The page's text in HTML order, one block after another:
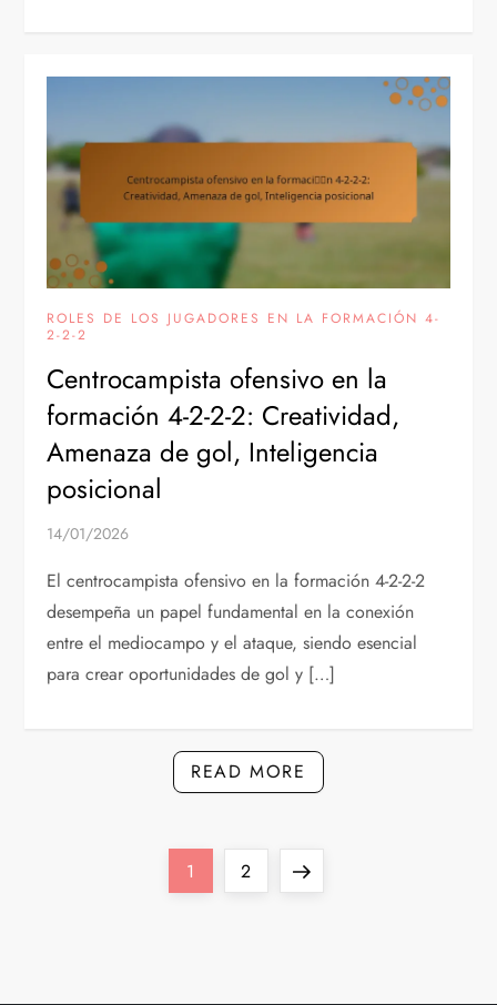
ROLES DE LOS JUGADORES EN LA FORMACIÓN 4-
2-2-2
Centrocampista ofensivo en la
formación 4-2-2-2: Creatividad,
Amenaza de gol, Inteligencia
posicional
14/01/2026
El centrocampista ofensivo en la formación 4-2-2-2
desempeña un papel fundamental en la conexión
entre el mediocampo y el ataque, siendo esencial
para crear oportunidades de gol y […]
READ MORE
Page
1 Page
2
Next